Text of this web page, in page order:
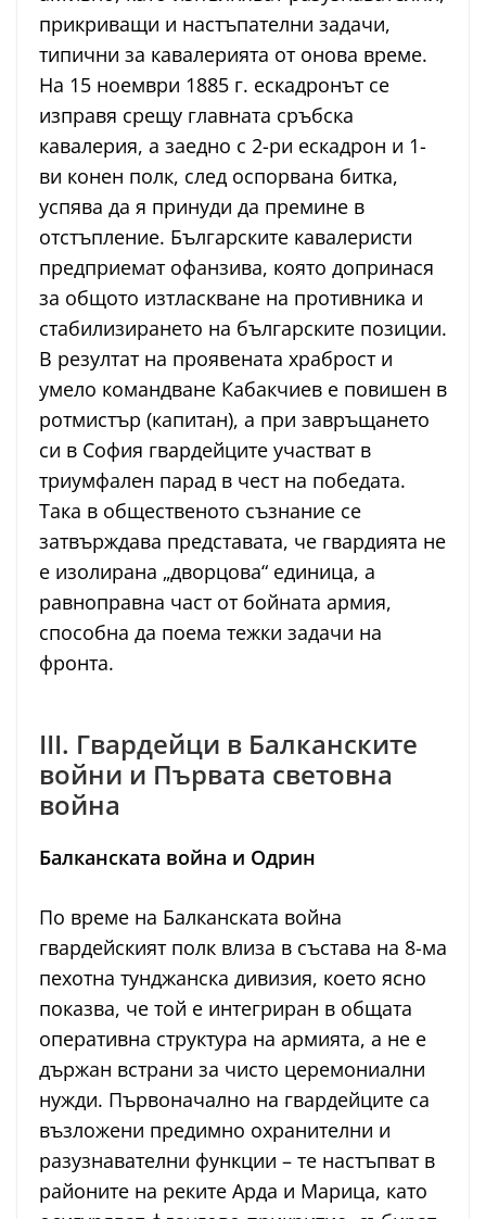
прикриващи и настъпателни задачи,
типични за кавалерията от онова време.
На 15 ноември 1885 г. ескадронът се
изправя срещу главната сръбска
кавалерия, а заедно с 2-ри ескадрон и 1-
ви конен полк, след оспорвана битка,
успява да я принуди да премине в
отстъпление. Българските кавалеристи
предприемат офанзива, която допринася
за общото изтласкване на противника и
стабилизирането на българските позиции.
В резултат на проявената храброст и
умело командване Кабакчиев е повишен в
ротмистър (капитан), а при завръщането
си в София гвардейците участват в
триумфален парад в чест на победата.
Така в общественото съзнание се
затвърждава представата, че гвардията не
е изолирана „дворцова“ единица, а
равноправна част от бойната армия,
способна да поема тежки задачи на
фронта.
III. Гвардейци в Балканските
войни и Първата световна
война
Балканската война и Одрин
По време на Балканската война
гвардейският полк влиза в състава на 8-ма
пехотна тунджанска дивизия, което ясно
показва, че той е интегриран в общата
оперативна структура на армията, а не е
държан встрани за чисто церемониални
нужди. Първоначално на гвардейците са
възложени предимно охранителни и
разузнавателни функции – те настъпват в
районите на реките Арда и Марица, като